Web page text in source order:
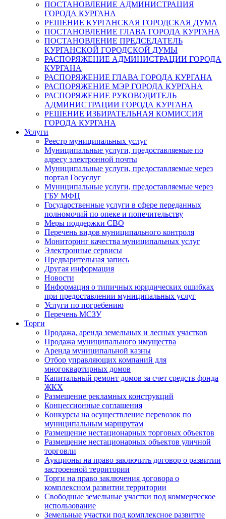
ПОСТАНОВЛЕНИЕ АДМИНИСТРАЦИЯ
ГОРОДА КУРГАНА
РЕШЕНИЕ КУРГАНСКАЯ ГОРОДСКАЯ ДУМА
ПОСТАНОВЛЕНИЕ ГЛАВА ГОРОДА КУРГАНА
ПОСТАНОВЛЕНИЕ ПРЕДСЕДАТЕЛЬ
КУРГАНСКОЙ ГОРОДСКОЙ ДУМЫ
РАСПОРЯЖЕНИЕ АДМИНИСТРАЦИИ ГОРОДА
КУРГАНА
РАСПОРЯЖЕНИЕ ГЛАВА ГОРОДА КУРГАНА
РАСПОРЯЖЕНИЕ МЭР ГОРОДА КУРГАНА
РАСПОРЯЖЕНИЕ РУКОВОДИТЕЛЬ
АДМИНИСТРАЦИИ ГОРОДА КУРГАНА
РЕШЕНИЕ ИЗБИРАТЕЛЬНАЯ КОМИССИЯ
ГОРОДА КУРГАНА
Услуги
Реестр муниципальных услуг
Муниципальные услуги, предоставляемые по
адресу электронной почты
Муниципальные услуги, предоставляемые через
портал Госуслуг
Муниципальные услуги, предоставляемые через
ГБУ МФЦ
Государственные услуги в сфере переданных
полномочий по опеке и попечительству
Меры поддержки СВО
Перечень видов муниципального контроля
Мониторинг качества муниципальных услуг
Электронные сервисы
Предварительная запись
Другая информация
Новости
Информация о типичных юридических ошибках
при предоставлении муниципальных услуг
Услуги по погребению
Перечень МСЗУ
Торги
Продажа, аренда земельных и лесных участков
Продажа муниципального имущества
Аренда муниципальной казны
Отбор управляющих компаний для
многоквартирных домов
Капитальный ремонт домов за счет средств фонда
ЖКХ
Размещение рекламных конструкций
Концессионные соглашения
Конкурсы на осуществление перевозок по
муниципальным маршрутам
Размещение нестационарных торговых объектов
Размещение нестационарных объектов уличной
торговли
Аукционы на право заключить договор о развитии
застроенной территории
Торги на право заключения договора о
комплексном развитии территории
Свободные земельные участки под коммерческое
использование
Земельные участки под комплексное развитие